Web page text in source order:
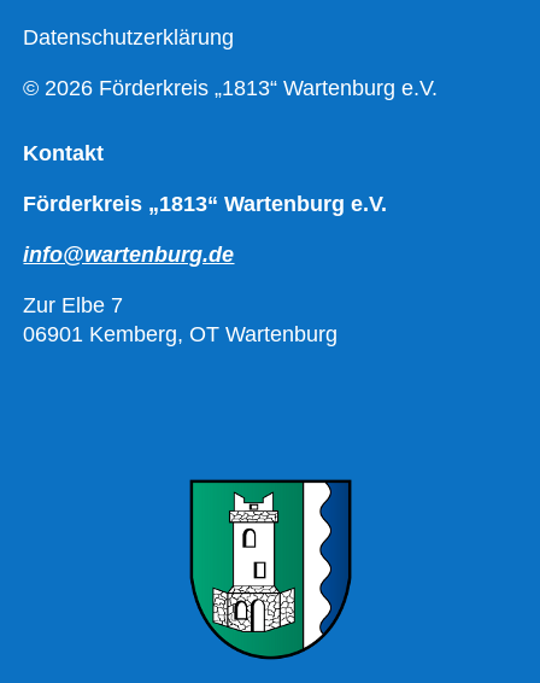
Datenschutzerklärung
© 2026 Förderkreis „1813“ Wartenburg e.V.
Kontakt
Förderkreis „1813“ Wartenburg e.V.
info@wartenburg.de
Zur Elbe 7
06901 Kemberg, OT Wartenburg